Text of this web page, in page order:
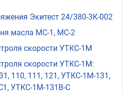
Экитест 24/380-3К-002
масла МС-1, МС-2
скорости УТКС-1М
скорости УТКС-1М:
110, 111, 121, УТКС-1М-131,
УТКС-1М-131В-С